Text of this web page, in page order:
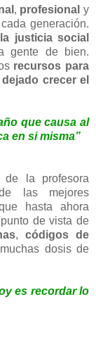
, profesional y
generación.
justicia social
gente de bien.
recursos para
crecer el
que causa al
en si misma”
de la profesora
las mejores
hasta ahora
de vista de
, códigos de
dosis de
es recordar lo